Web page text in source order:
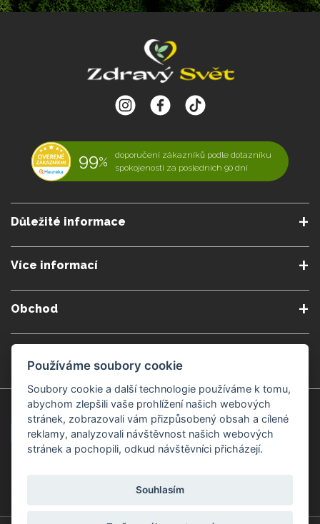
99%
doporučení zákazníků podle dotazníku
spokojenosti za posledních 90 dní
Důležité informace
Zásady ochrany osobních
Nastavení souborů cookie
Více informací
Gemmoterapie
Obchod
Nakupujte bezpečně Velkoobchod
Kamenné obchody
Považská Bystrica v Kauflandu Považská Bystrica Mpark
Žilina Čadca
Záruka kvality
Používáme soubory cookie
Soubory cookie a další technologie používáme k tomu,
abychom zlepšili vaše prohlížení našich webových
stránek, zobrazovali vám přizpůsobený obsah a cílené
reklamy, analyzovali návštěvnost našich webových
stránek a pochopili, odkud návštěvníci přicházejí.
Souhlasím